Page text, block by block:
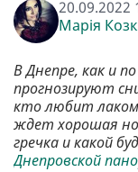
20.09.2022
Марія
В Днепре, как и
прогнозируют
кто любит
ждет хорошая
гречка и какой
Днепровской